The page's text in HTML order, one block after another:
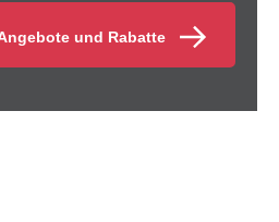
und Rabatte